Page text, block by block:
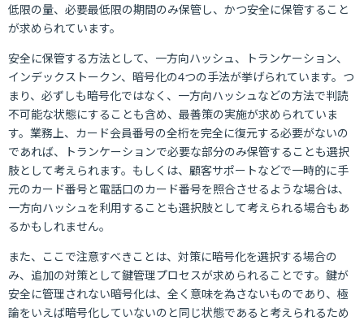
低限の量、必要最低限の期間のみ保管し、かつ安全に保管すること
が求められています。
安全に保管する方法として、一方向ハッシュ、トランケーション、
インデックストークン、暗号化の4つの手法が挙げられています。つ
まり、必ずしも暗号化ではなく、一方向ハッシュなどの方法で判読
不可能な状態にすることも含め、最善策の実施が求められていま
す。業務上、カード会員番号の全桁を完全に復元する必要がないの
であれば、トランケーションで必要な部分のみ保管することも選択
肢として考えられます。もしくは、顧客サポートなどで一時的に手
元のカード番号と電話口のカード番号を照合させるような場合は、
一方向ハッシュを利用することも選択肢として考えられる場合もあ
るかもしれません。
また、ここで注意すべきことは、対策に暗号化を選択する場合の
み、追加の対策として鍵管理プロセスが求められることです。鍵が
安全に管理されない暗号化は、全く意味を為さないものであり、極
論をいえば暗号化していないのと同じ状態であると考えられるため